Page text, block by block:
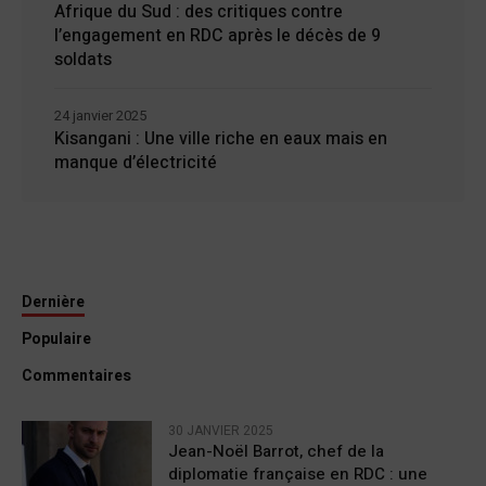
Afrique du Sud : des critiques contre
l’engagement en RDC après le décès de 9
soldats
Kisangani : Une ville riche en eaux mais en
manque d’électricité
24 janvier 2025
Dernière
Populaire
Commentaires
30 JANVIER 2025
Jean-Noël Barrot, chef de la
diplomatie française en RDC : une